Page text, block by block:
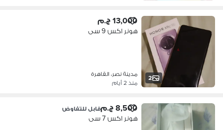
2
13,000 ج.م
هونر اكس 9 سى
مدينة نصر، القاهرة
منذ 2 أيام
8,500 ج.م قابل للتفاوض
هونر اكس 7 سى